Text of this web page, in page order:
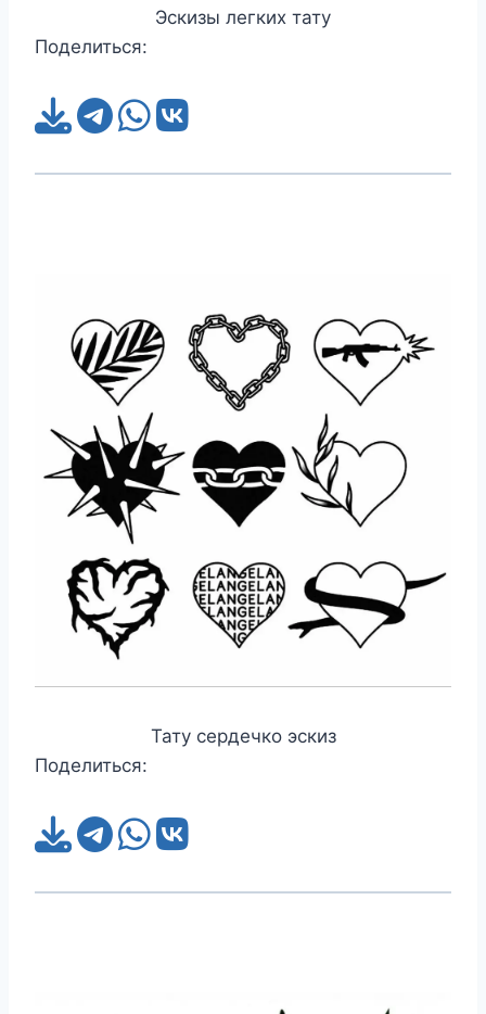
Эскизы легких тату
Поделиться:
Тату сердечко эскиз
Поделиться: